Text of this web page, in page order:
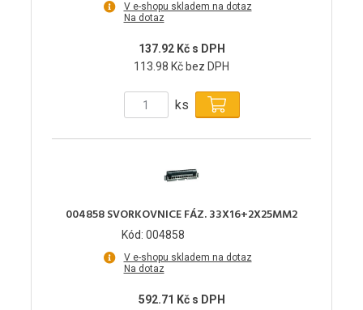
V e-shopu skladem na dotaz
Na dotaz
137.92 Kč s DPH
113.98 Kč bez DPH
ks
004858 SVORKOVNICE FÁZ. 33X16+2X25MM2
Kód: 004858
V e-shopu skladem na dotaz
Na dotaz
592.71 Kč s DPH